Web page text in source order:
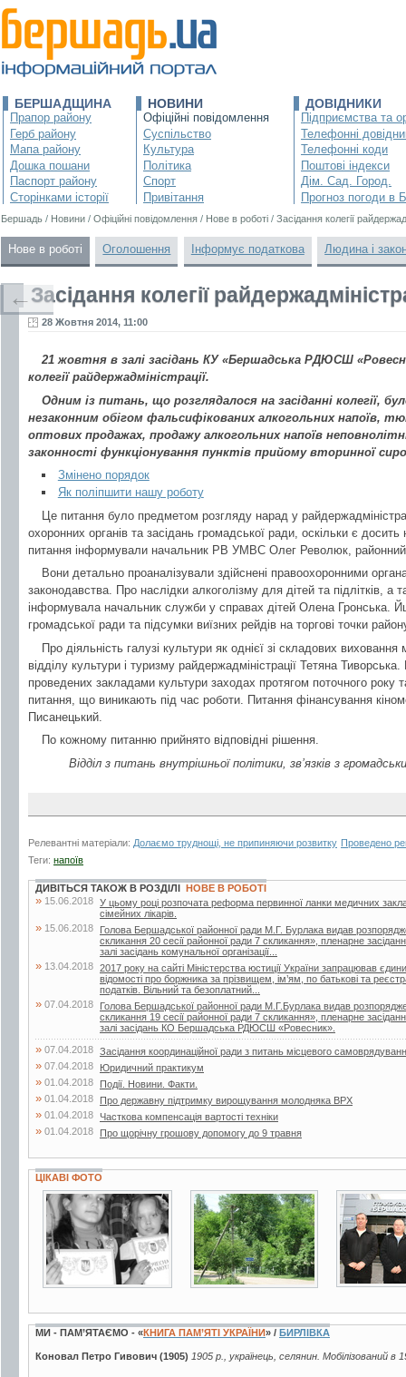
БЕРШАДЩИНА
Прапор району
Герб району
Мапа району
Дошка пошани
Паспорт району
Сторінками історії
НОВИНИ
Офіційні повідомлення
Суспільство
Культура
Політика
Спорт
Привітання
ДОВІДНИКИ
Підприємства та
Телефонні
Телефонні коди
Поштові індекси
Дім. Сад. Город.
Прогноз погоди в
Бершадь / Новини / Офіційні повідомлення / Нове в роботі / Засідання колегії
Нове в роботі Оголошення Інформує податкова Людина і
Засідання колегії
28 Жовтня 2014, 11:00
21 жовтня в залі засідань КУ «Бершадська РДЮСШ
колегії райдержадміністрації.
Одним із питань, що розглядалося на засіданні колегії,
незаконним обігом фальсифікованих алкогольних напоїв,
оптових продажах, продажу алкогольних напоїв
законності функціонування пунктів прийому вторинної
Змінено порядок
Як поліпшити нашу роботу
Це питання було предметом розгляду нарад у
охоронних органів та засідань громадської ради, оскільки є
питання інформували начальник РВ УМВС Олег Революк,
Вони детально проаналізували здійснені правоохоронними
законодавства. Про наслідки алкоголізму для дітей та підлітків, а
інформувала начальник служби у справах дітей Олена Гронська.
громадської ради та підсумки виїзних рейдів на торгові точки
Про діяльність галузі культури як однієї зі складових
відділу культури і туризму райдержадміністрації Тетяна
проведених закладами культури заходах протягом поточного року
питання, що виникають під час роботи. Питання фінансування
Писанецький.
По кожному питанню прийнято відповідні рішення.
Відділ з питань внутрішньої політики, зв’язків з
Релевантні матеріали: Долаємо труднощі, не припиняючи розвитку Проведено
Теги: напоїв
←
ДИВІТЬСЯ ТАКОЖ В РОЗДІЛІ НОВЕ В РОБОТІ
» 15.06.2018 У цьому році розпочата реформа первинної ланки медичних
сімейних лікарів.
» 15.06.2018
Голова Бершадської районної ради М.Г. Бурлака видав
скликання 20 сесії районної ради 7 скликання», пленарне
залі засідань комунальної організації...
» 13.04.2018 2017 року на сайті Міністерства юстиції України запрацював
відомості про боржника за прізвищем, ім’ям, по батькові та
податків. Вільний та безоплатний...
» 07.04.2018
Голова Бершадської районної ради М.Г.Бурлака видав
скликання 19 сесії районної ради 7 скликання», пленарне
залі засідань КО Бершадська РДЮСШ «Ровесник».
» 07.04.2018 Засідання координаційної ради з питань місцевого
» 07.04.2018 Юридичний практикум
» 01.04.2018 Події. Новини. Факти.
» 01.04.2018 Про державну підтримку вирощування молодняка ВРХ
» 01.04.2018 Часткова компенсація вартості техніки
» 01.04.2018 Про щорічну грошову допомогу до 9 травня
ЦІКАВІ ФОТО
3 фото 7 фото 3 фото
МИ - ПАМ’ЯТАЄМО - «КНИГА ПАМ’ЯТІ УКРАЇНИ» / БИРЛІВКА
Коновал Петро Гивович (1905) 1905 р., українець, селянин. Мобілізований